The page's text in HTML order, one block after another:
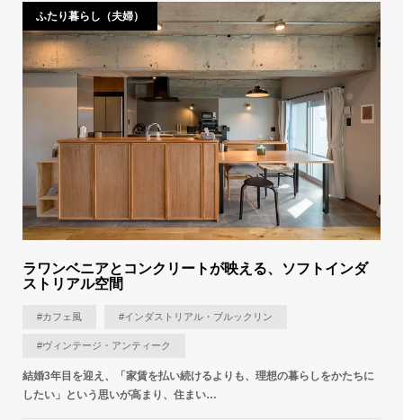
ふたり暮らし（夫婦）
ラワンベニアとコンクリートが映える、ソフトインダ
ストリアル空間
#カフェ風 #インダストリアル・ブルックリン
#ヴィンテージ・アンティーク
結婚3年目を迎え、「家賃を払い続けるよりも、理想の暮らしをかたちに
したい」という思いが高まり、住まい…